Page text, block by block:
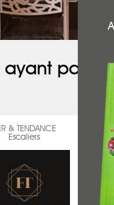
ayant
& TENDANCE
Escaliers